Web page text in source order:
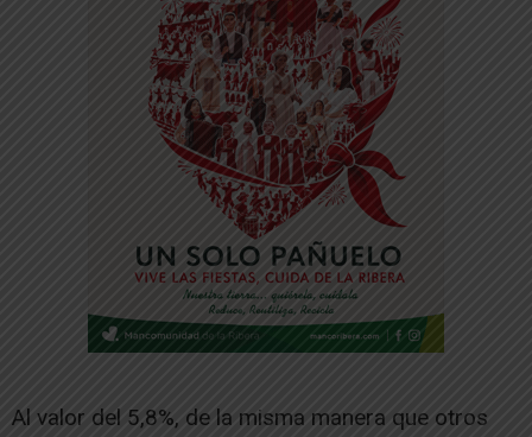
Al valor del 5,8%, de la misma manera que otros